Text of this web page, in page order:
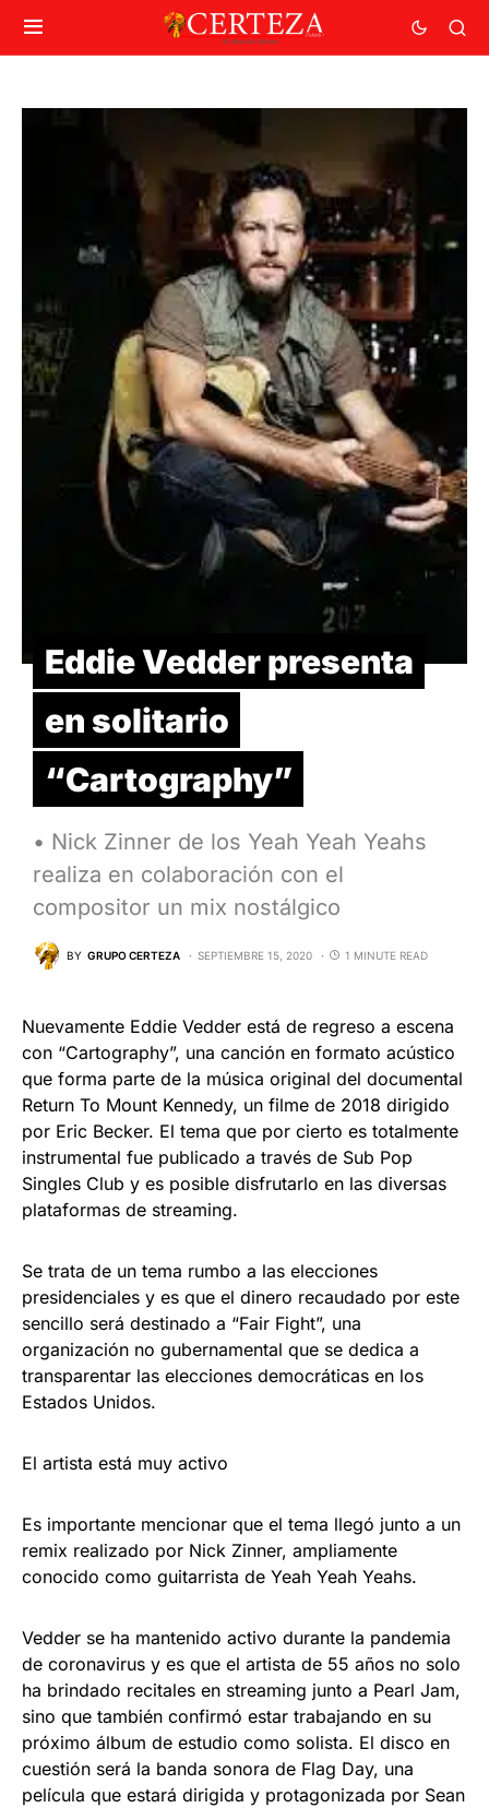
Eddie Vedder presenta
en solitario
“Cartography”
• Nick Zinner de los Yeah Yeah Yeahs
realiza en colaboración con el
compositor un mix nostálgico
BY GRUPO CERTEZA SEPTIEMBRE 15, 2020 1 MINUTE READ
Nuevamente Eddie Vedder está de regreso a escena
con “Cartography”, una canción en formato acústico
que forma parte de la música original del documental
Return To Mount Kennedy, un filme de 2018 dirigido
por Eric Becker. El tema que por cierto es totalmente
instrumental fue publicado a través de Sub Pop
Singles Club y es posible disfrutarlo en las diversas
plataformas de streaming.
Se trata de un tema rumbo a las elecciones
presidenciales y es que el dinero recaudado por este
sencillo será destinado a “Fair Fight”, una
organización no gubernamental que se dedica a
transparentar las elecciones democráticas en los
Estados Unidos.
El artista está muy activo
Es importante mencionar que el tema llegó junto a un
remix realizado por Nick Zinner, ampliamente
conocido como guitarrista de Yeah Yeah Yeahs.
Vedder se ha mantenido activo durante la pandemia
de coronavirus y es que el artista de 55 años no solo
ha brindado recitales en streaming junto a Pearl Jam,
sino que también confirmó estar trabajando en su
próximo álbum de estudio como solista. El disco en
cuestión será la banda sonora de Flag Day, una
película que estará dirigida y protagonizada por Sean